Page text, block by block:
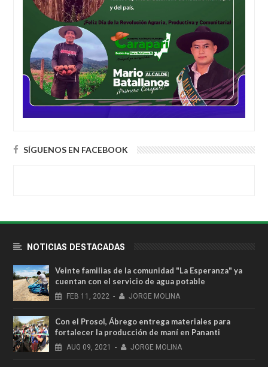
SÍGUENOS EN FACEBOOK
NOTICIAS DESTACADAS
Veinte familias de la comunidad "La Esperanza" ya
cuentan con el servicio de agua potable
FEB 11, 2022 - JORGE MOLINA
Con el Prosol, Ábrego entrega materiales para
fortalecer la producción de maní en Pananti
AUG 09, 2021 - JORGE MOLINA